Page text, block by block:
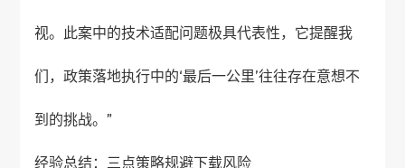
视。此案中的技术适配问题极具代表性，它提醒我
们，政策落地执行中的‘最后一公里’往往存在意想不
到的挑战。”
经验总结：三点策略规避下载风险